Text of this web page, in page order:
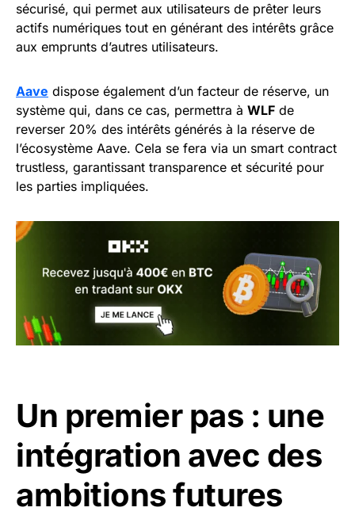
sécurisé, qui permet aux utilisateurs de prêter leurs
actifs numériques tout en générant des intérêts grâce
aux emprunts d’autres utilisateurs.
Aave dispose également d’un facteur de réserve, un
système qui, dans ce cas, permettra à WLF de
reverser 20% des intérêts générés à la réserve de
l’écosystème Aave. Cela se fera via un smart contract
trustless, garantissant transparence et sécurité pour
les parties impliquées.
Un premier pas : une
intégration avec des
ambitions futures